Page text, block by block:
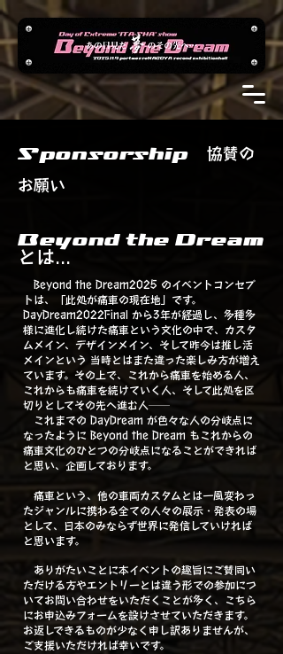
Sponsorship
協賛の
お願い
Beyond the Dream
とは...
Beyond the Dream2025 のイベントコンセプ
トは、「此処が痛車の現在地」です。
DayDream2022Final から3年が経過し、多種多
様に進化し続けた痛車という文化の中で、カスタ
ムメイン、デザインメイン、そして昨今は推し活
メインという 当時とはまた違った楽しみ方が増え
ています。その上で、これから痛車を始める人、
これからも痛車を続けていく人、そして此処を区
切りとしてその先へ進む人──
これまでの DayDream が色々な人の分岐点に
なったように Beyond the Dream もこれからの
痛車文化のひとつの分岐点になることができれば
と思い、企画しております。
痛車という、他の車両カスタムとは一風変わっ
たジャンルに携わる全ての人々の展示・発表の場
として、日本のみならず世界に発信していければ
と思います。
ありがたいことに本イベントの趣旨にご賛同い
ただける方やエントリーとは違う形での参加につ
いてお問い合わせをいただくことが多く、こちら
にお申込みフォームを設けさせていただきます。
お返しできるものが少なく申し訳ありませんが、
ご支援いただければ幸いです。